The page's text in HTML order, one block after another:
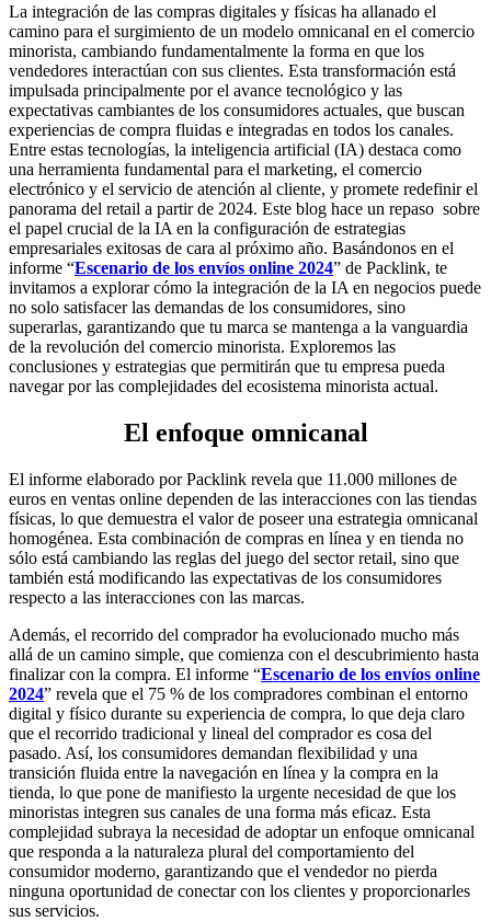
La integración de las compras digitales y físicas ha allanado el
camino para el surgimiento de un modelo omnicanal en el comercio
minorista, cambiando fundamentalmente la forma en que los
vendedores interactúan con sus clientes. Esta transformación está
impulsada principalmente por el avance tecnológico y las
expectativas cambiantes de los consumidores actuales, que buscan
experiencias de compra fluidas e integradas en todos los canales.
Entre estas tecnologías, la inteligencia artificial (IA) destaca como
una herramienta fundamental para el marketing, el comercio
electrónico y el servicio de atención al cliente, y promete redefinir el
panorama del retail a partir de 2024. Este blog hace un repaso sobre
el papel crucial de la IA en la configuración de estrategias
empresariales exitosas de cara al próximo año. Basándonos en el
informe “Escenario de los envíos online 2024” de Packlink, te
invitamos a explorar cómo la integración de la IA en negocios puede
no solo satisfacer las demandas de los consumidores, sino
superarlas, garantizando que tu marca se mantenga a la vanguardia
de la revolución del comercio minorista. Exploremos las
conclusiones y estrategias que permitirán que tu empresa pueda
navegar por las complejidades del ecosistema minorista actual.
El enfoque omnicanal
El informe elaborado por Packlink revela que 11.000 millones de
euros en ventas online dependen de las interacciones con las tiendas
físicas, lo que demuestra el valor de poseer una estrategia omnicanal
homogénea. Esta combinación de compras en línea y en tienda no
sólo está cambiando las reglas del juego del sector retail, sino que
también está modificando las expectativas de los consumidores
respecto a las interacciones con las marcas.
Además, el recorrido del comprador ha evolucionado mucho más
allá de un camino simple, que comienza con el descubrimiento hasta
finalizar con la compra. El informe “Escenario de los envíos online
2024” revela que el 75 % de los compradores combinan el entorno
digital y físico durante su experiencia de compra, lo que deja claro
que el recorrido tradicional y lineal del comprador es cosa del
pasado. Así, los consumidores demandan flexibilidad y una
transición fluida entre la navegación en línea y la compra en la
tienda, lo que pone de manifiesto la urgente necesidad de que los
minoristas integren sus canales de una forma más eficaz. Esta
complejidad subraya la necesidad de adoptar un enfoque omnicanal
que responda a la naturaleza plural del comportamiento del
consumidor moderno, garantizando que el vendedor no pierda
ninguna oportunidad de conectar con los clientes y proporcionarles
sus servicios.